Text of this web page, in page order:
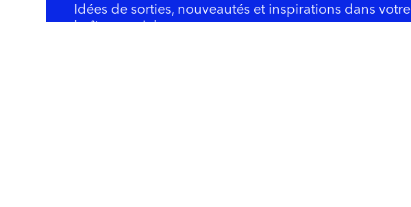
Idées de sorties, nouveautés et inspirations dans votre
boîte courriel.